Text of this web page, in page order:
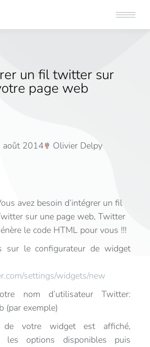
un fil twitter sur
page web
août 2014 Olivier Delpy
avez besoin d’intégrer un fil
sur une page web, Twitter
le code HTML pour vous !!!
sur le configurateur de widget
settings/widgets/new
nom d’utilisateur Twitter:
(par exemple)
de votre widget est affiché,
les options disponibles puis